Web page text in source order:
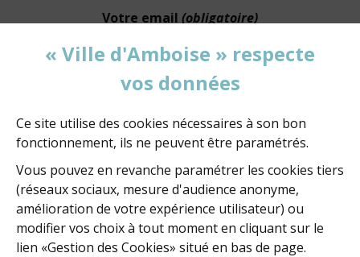
Votre email (obligatoire)
Votre message
VALIDATION(OBLIGATOIRE)
« Ville d'Amboise » respecte
vos données
Ce site utilise des cookies nécessaires à son bon
fonctionnement, ils ne peuvent être paramétrés.
Vous pouvez en revanche paramétrer les cookies tiers
(réseaux sociaux, mesure d'audience anonyme,
amélioration de votre expérience utilisateur) ou
modifier vos choix à tout moment en cliquant sur le
lien «Gestion des Cookies» situé en bas de page.